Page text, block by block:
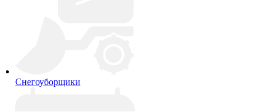
Снегоуборщики